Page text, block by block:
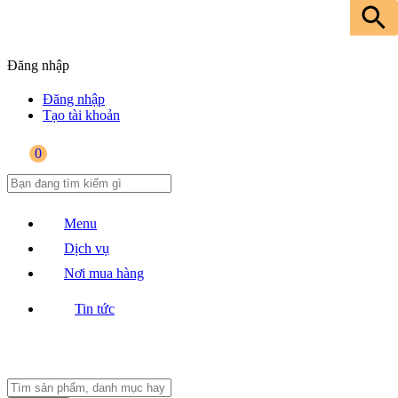
Đăng nhập
Đăng nhập
Tạo tài khoản
0
Menu
Dịch vụ
Nơi mua hàng
Tin tức